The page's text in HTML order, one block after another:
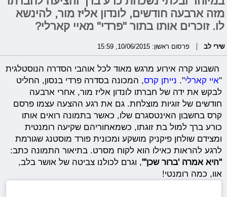
מזה ארבעה חודשים, לונדון אליז מור, להינשא
לו. זוכרים אותו בתור "פרדי" מאיי קארלי?
שירי לב פרסום ראשון: 10/06/2015, 15:59
השבוע קרה אירוע מרגש מאוד לכל אוהבי הסדרה הנוסטלגית
"איי קארלי". נייתן קרס, המכונה בסדרה פרדי בנסון, החליט
לבקש את ידה של חברתו לונדון אליז מור, אחרי ארבעה
חודשים של זוגיות מוצלחת. גם את רגע ההצעה עצמו פרסם
קרס בחשבון האינטסגרם שלו, כאשר בתמונה רואים אותו
כורע ברך למול בת זוגתו, כשמאחוריהם שקיעה רומנטית
ומצידם שולחן פיקניק מושקע ומכונית פורד מוסטנג שגורמת
לרגע להראות כאילו הוא לקוח מסרט. בתיאור התמונה כתב:
"היא אמרה 'ברור שכן'", וגרם לכולנו צביטה של אושר בלב,
אוו, כמה רומנטי!